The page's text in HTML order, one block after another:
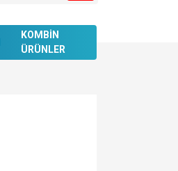
KOMBİN
ÜRÜNLER